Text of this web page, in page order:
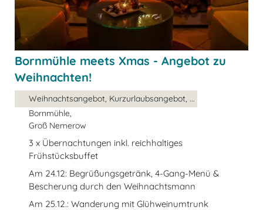
Bornmühle meets Xmas - Angebot zu
Weihnachten!
Weihnachtsangebot, Kurzurlaubsangebot, ...
Bornmühle,
Groß Nemerow
3 x Übernachtungen inkl. reichhaltiges
Frühstücksbuffet
Am 24.12: Begrüßungsgetränk, 4-Gang-Menü &
Bescherung durch den Weihnachtsmann
Am 25.12.: Wanderung mit Glühweinumtrunk